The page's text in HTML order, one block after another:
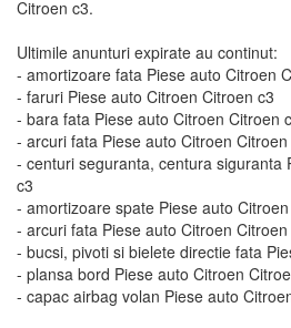
Citroen c3.
Ultimile anunturi expirate au continut:
- amortizoare fata Piese auto Citroen
- faruri Piese auto Citroen Citroen c3
- bara fata Piese auto Citroen Citroen
- arcuri fata Piese auto Citroen Citroen
- centuri seguranta, centura siguranta
c3
- amortizoare spate Piese auto
- arcuri fata Piese auto Citroen Citroen
- bucsi, pivoti si bielete directie fata
- plansa bord Piese auto Citroen
- capac airbag volan Piese auto